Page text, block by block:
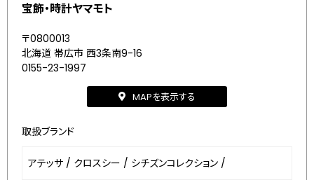
宝飾・時計ヤマモト
〒0800013
北海道 帯広市 西3条南9-16
0155-23-1997
MAPを表示する
取扱ブランド
アテッサ / クロスシー / シチズンコレクション /